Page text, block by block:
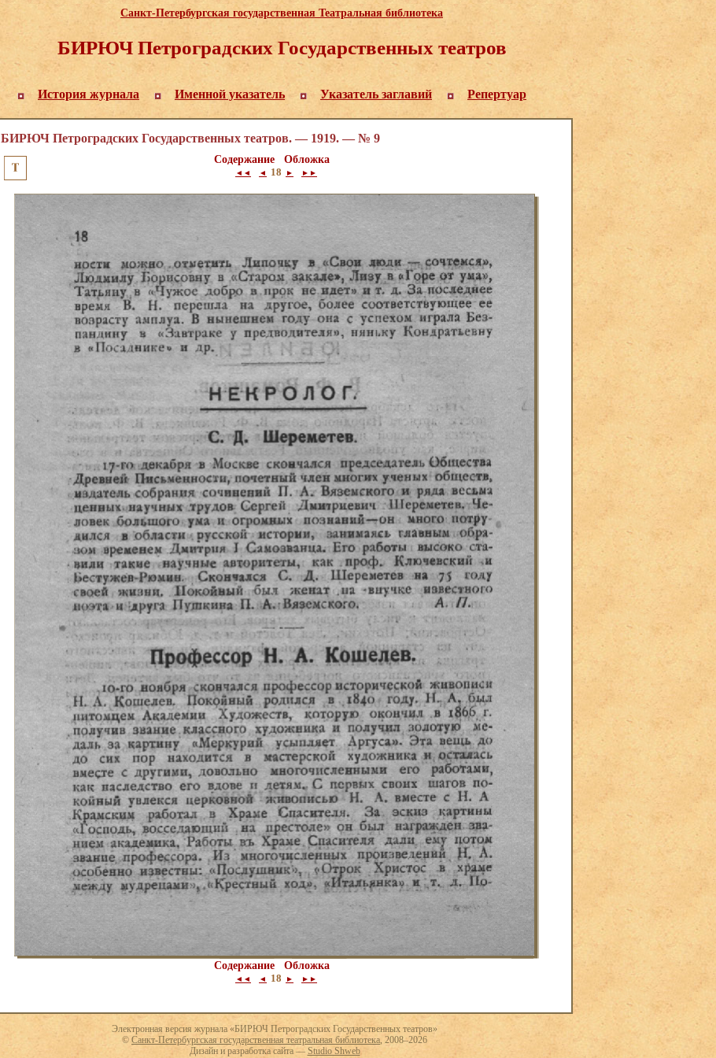
Санкт-Петербургская государственная Театральная библиотека
БИРЮЧ Петроградских Государственных театров
История журнала Именной указатель Указатель заглавий Репертуар
БИРЮЧ Петроградских Государственных театров. — 1919. — № 9
Содержание Обложка
◄◄ ◄ 18 ► ►►
Содержание Обложка
◄◄ ◄ 18 ► ►►
Электронная версия журнала «БИРЮЧ Петроградских Государственных театров»
© Санкт-Петербургская государственная театральная библиотека, 2008–2026
Дизайн и разработка сайта — Studio Shweb